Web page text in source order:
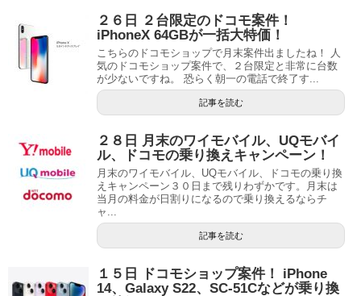
２６日 ２台限定のドコモ案件！
iPhoneX 64GBが一括大特価！
こちらのドコモショップで月末案件出ましたね！ 人
気のドコモショップ案件で、２台限定と非常に台数
が少ないですね。 恐らく朝一の電話で終了す...
記事を読む
２８日 月末のワイモバイル、UQモバイ
ル、ドコモの乗り換えキャンペーン！
月末のワイモバイル、UQモバイル、ドコモの乗り換
えキャンペーン３０日まで残りわずかです。月末は
当月の料金が日割りになるので乗り換えるならチ
ャ...
記事を読む
１５日 ドコモショップ案件！ iPhone
14、Galaxy S22、SC-51Cなどが乗り換